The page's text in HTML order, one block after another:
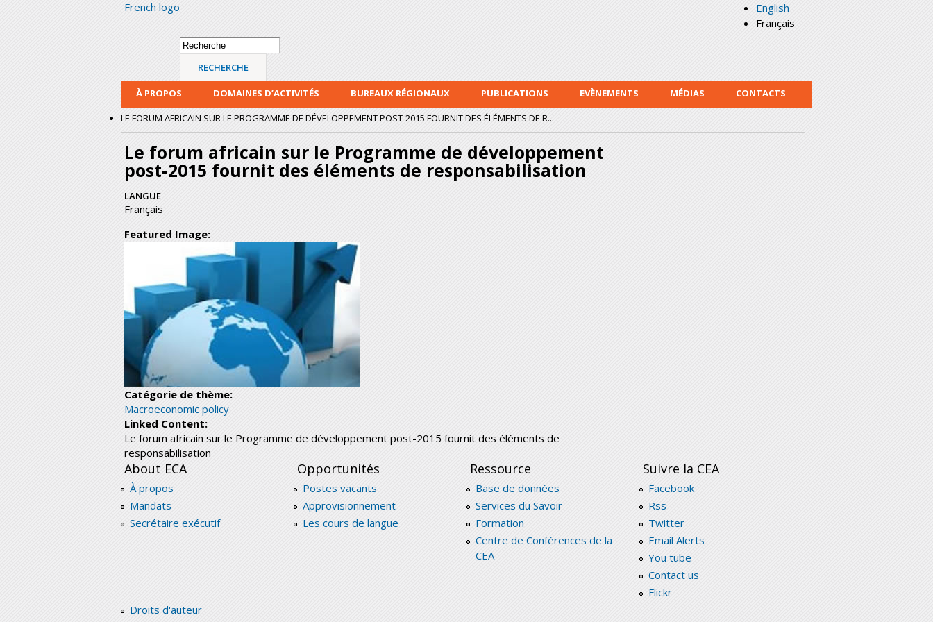
French logo
English
Français
Formulaire de
recherche
Recherche
À PROPOS DOMAINES D’ACTIVITÉS BUREAUX RÉGIONAUX PUBLICATIONS EVÈNEMENTS MÉDIAS
CONTACTS
LE FORUM AFRICAIN SUR LE PROGRAMME DE DÉVELOPPEMENT POST-2015 FOURNIT DES ÉLÉMENTS DE R...
Le forum africain sur le Programme de développement
post-2015 fournit des éléments de responsabilisation
LANGUE
Français
Featured Image:
Catégorie de thème:
Macroeconomic policy
Linked Content:
Le forum africain sur le Programme de développement post-2015 fournit des éléments de
responsabilisation
About ECA
À propos
Mandats
Secrétaire exécutif
Opportunités
Postes vacants
Approvisionnement
Les cours de langue
Ressource
Base de données
Services du Savoir
Formation
Centre de Conférences de la
CEA
Suivre la CEA
Facebook
Rss
Twitter
Email Alerts
You tube
Contact us
Flickr
Droits d'auteur